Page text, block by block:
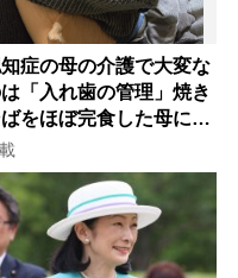
症の母の介護で大変な
「入れ歯の管理」焼き
をほぼ完食した母に息
血の気が引いた理由